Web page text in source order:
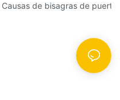
juntas herméticas para
Causas de bisagras de